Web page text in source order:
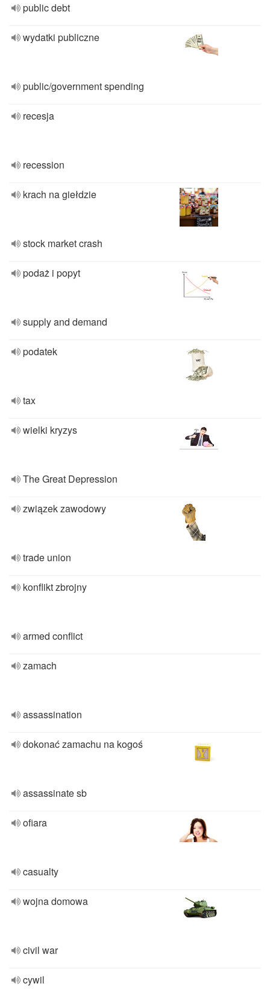
public debt
wydatki publiczne
public/government spending
recesja
recession
krach na giełdzie
stock market crash
podaż i popyt
supply and demand
podatek
tax
wielki kryzys
The Great Depression
związek zawodowy
trade union
konflikt zbrojny
armed conflict
zamach
assassination
dokonać zamachu na kogoś
assassinate sb
ofiara
casualty
wojna domowa
civil war
cywil